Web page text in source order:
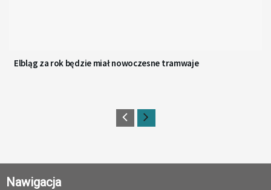
Elbląg za rok będzie miał nowoczesne tramwaje
Nawigacja